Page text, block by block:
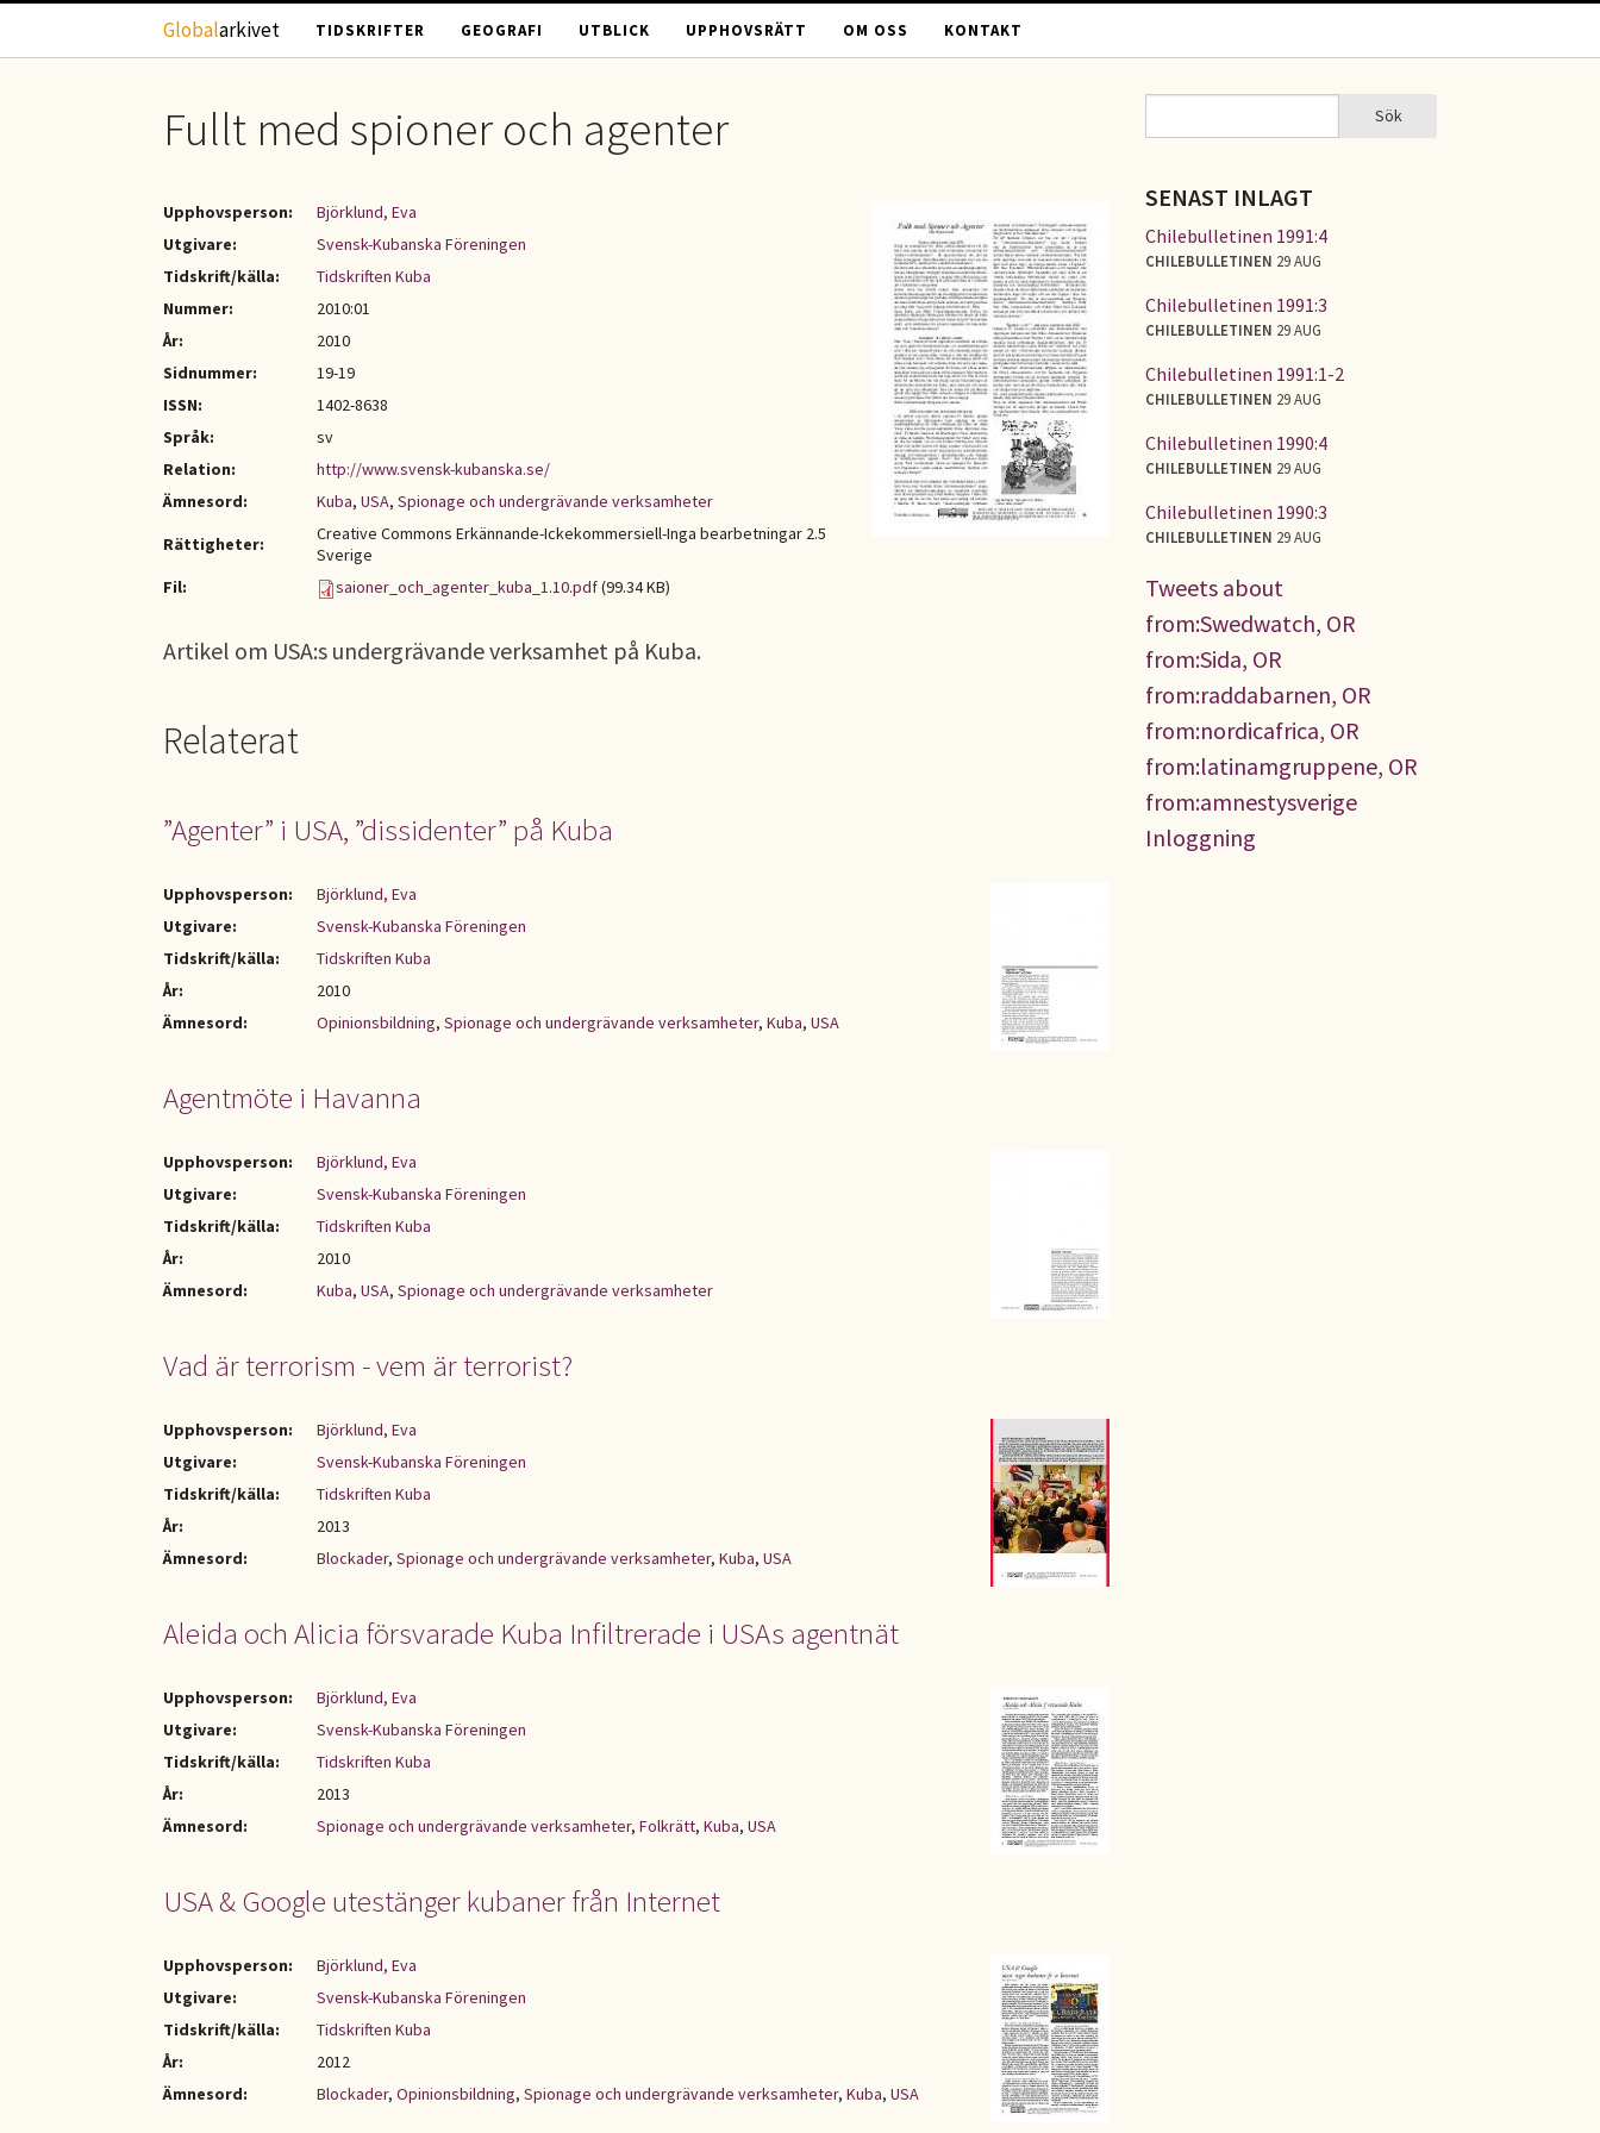
Hoppa till huvudinnehåll
Globalarkivet TIDSKRIFTER GEOGRAFI UTBLICK UPPHOVSRÄTT OM OSS KONTAKT
Fullt med spioner och agenter
Upphovsperson:
Björklund, Eva
Utgivare:
Svensk-Kubanska Föreningen
Tidskrift/källa:
Tidskriften Kuba
Nummer:
2010:01
År:
2010
Sidnummer:
19-19
ISSN:
1402-8638
Språk:
sv
Relation:
http://www.svensk-kubanska.se/
Ämnesord:
Kuba, USA, Spionage och undergrävande verksamheter
Rättigheter:
Creative Commons Erkännande-Ickekommersiell-Inga bearbetningar 2.5
Sverige
Fil:
saioner_och_agenter_kuba_1.10.pdf(99.34 KB)
Artikel om USA:s undergrävande verksamhet på Kuba.
Relaterat
”Agenter” i USA, ”dissidenter” på Kuba
Upphovsperson:
Björklund, Eva
Utgivare:
Svensk-Kubanska Föreningen
Tidskrift/källa:
Tidskriften Kuba
År:
2010
Ämnesord:
Opinionsbildning, Spionage och undergrävande verksamheter, Kuba, USA
Agentmöte i Havanna
Upphovsperson:
Björklund, Eva
Utgivare:
Svensk-Kubanska Föreningen
Tidskrift/källa:
Tidskriften Kuba
År:
2010
Ämnesord:
Kuba, USA, Spionage och undergrävande verksamheter
Vad är terrorism - vem är terrorist?
Upphovsperson:
Björklund, Eva
Utgivare:
Svensk-Kubanska Föreningen
Tidskrift/källa:
Tidskriften Kuba
År:
2013
Ämnesord:
Blockader, Spionage och undergrävande verksamheter, Kuba, USA
Aleida och Alicia försvarade Kuba Infiltrerade i USAs agentnät
Upphovsperson:
Björklund, Eva
Utgivare:
Svensk-Kubanska Föreningen
Tidskrift/källa:
Tidskriften Kuba
År:
2013
Ämnesord:
Spionage och undergrävande verksamheter, Folkrätt, Kuba, USA
USA & Google utestänger kubaner från Internet
Upphovsperson:
Björklund, Eva
Utgivare:
Svensk-Kubanska Föreningen
Tidskrift/källa:
Tidskriften Kuba
År:
2012
Ämnesord:
Blockader, Opinionsbildning, Spionage och undergrävande verksamheter, Kuba, USA
SÖKFORMULÄR Sök
SENAST INLAGT
Chilebulletinen 1991:4
CHILEBULLETINEN 29 AUG
Chilebulletinen 1991:3
CHILEBULLETINEN 29 AUG
Chilebulletinen 1991:1-2
CHILEBULLETINEN 29 AUG
Chilebulletinen 1990:4
CHILEBULLETINEN 29 AUG
Chilebulletinen 1990:3
CHILEBULLETINEN 29 AUG
Tweets about
from:Swedwatch, OR
from:Sida, OR
from:raddabarnen, OR
from:nordicafrica, OR
from:latinamgruppene, OR
from:amnestysverige
Inloggning